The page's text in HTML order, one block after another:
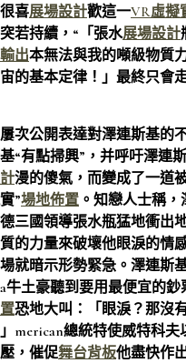
喜展場設計歡這一VR虛擬
若持續，“「張水展場設計
出本無法與我的噸級物質
的基本定律！」最終只會
次公開表達對澤連斯基的
“有點掃興”，并呼吁澤連
漫的傻氣，而變成了一道
”場地佈置 。知戀人士稱，
三國領導張水瓶猛地衝出
的力量來破壞他眼淚的情
就暗示形勢緊急。澤連斯
牛土豪聽到要用最便宜的鈔
恐地大叫：「眼淚？那沒
merican總統特使威特科夫
，催促舞台背板他盡快作